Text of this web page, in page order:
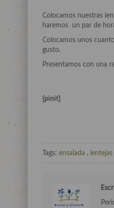
Colocamos nuestras
haremos un par de
Colocamos unos
gusto.
Presentamos con una
[pinit]
Tags: ensalada , lentejas